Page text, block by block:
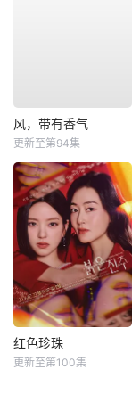
风，带有香气
更新至第94集
红色珍珠
更新至第100集